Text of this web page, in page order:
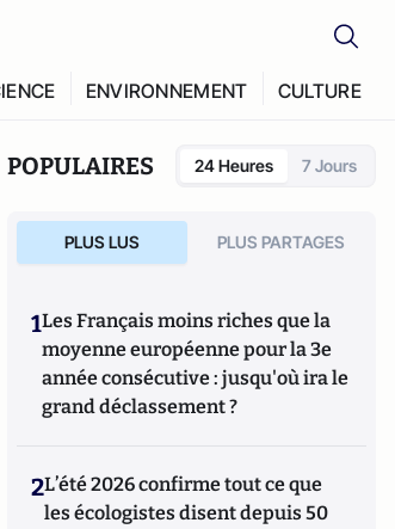
ENVIRONNEMENT CULTURE
POPULAIRES 24 Heures 7 Jours
PLUS LUS PLUS PARTAGES
1Les Français moins riches que la
moyenne européenne pour la 3e
année consécutive : jusqu'où ira le
grand déclassement ?
2L’été 2026 confirme tout ce que
les écologistes disent depuis 50